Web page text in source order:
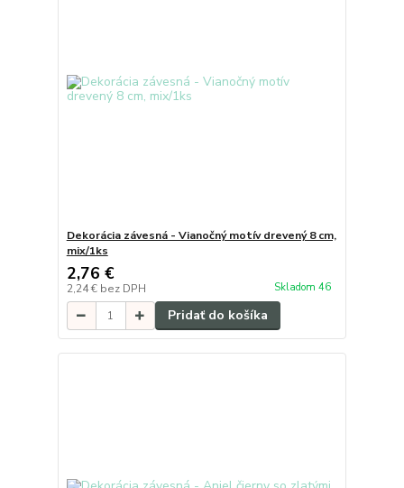
Dekorácia závesná - Vianočný motív drevený 8 cm,
mix/1ks
2,76 €
2,24 € bez DPH Skladom 46
Pridať do košíka